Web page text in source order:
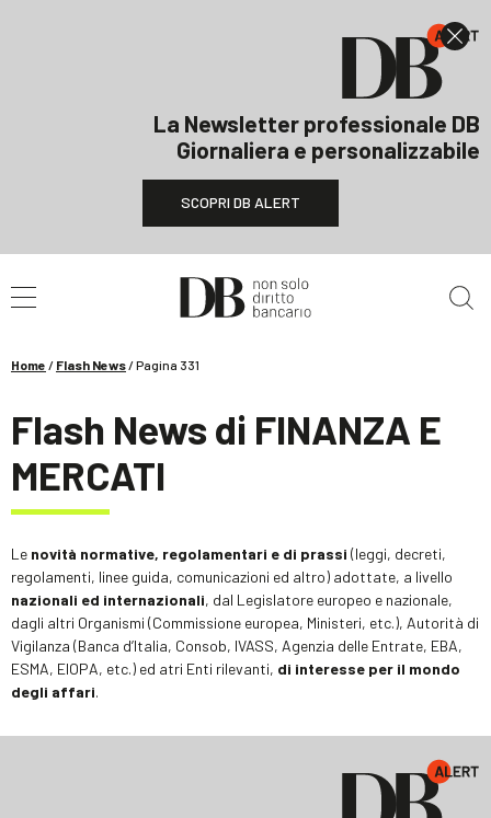
La Newsletter professionale DB
Giornaliera e personalizzabile
SCOPRI DB ALERT
Home / Flash News/Pagina 331
Flash News di FINANZA E
MERCATI
Le novità normative, regolamentari e di prassi (leggi, decreti,
regolamenti, linee guida, comunicazioni ed altro) adottate, a livello
nazionali ed internazionali, dal Legislatore europeo e nazionale,
dagli altri Organismi (Commissione europea, Ministeri, etc.), Autorità di
Vigilanza (Banca d’Italia, Consob, IVASS, Agenzia delle Entrate, EBA,
ESMA, EIOPA, etc.) ed atri Enti rilevanti, di interesse per il mondo
degli affari.